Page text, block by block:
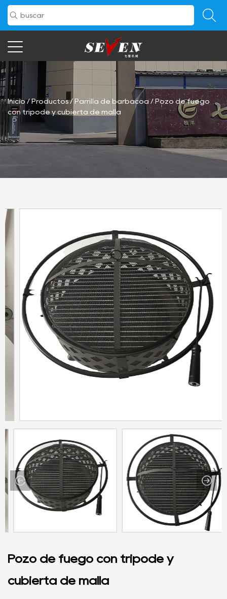
Inicio/Productos/ Parrilla de barbacoa / Pozo de fuego
con trípode y cubierta de malla
Pozo de fuego con trípode y
cubierta de malla